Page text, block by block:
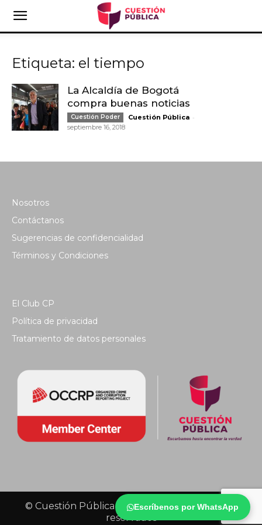
Escríbenos por WhatsApp
Etiqueta: el tiempo
La Alcaldía de Bogotá
compra buenas noticias
Cuestión Poder Cuestión Pública -
septiembre 16, 2018
Nosotros
Contáctanos
Sugerencias de confidencialidad
Términos y Condiciones
El Club CP
Política de privacidad
Tratamiento de datos personales
© Cuestión Pública 2018 - Todos los derechos
reservados